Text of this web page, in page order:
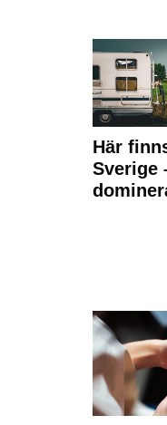
Här
Sverige